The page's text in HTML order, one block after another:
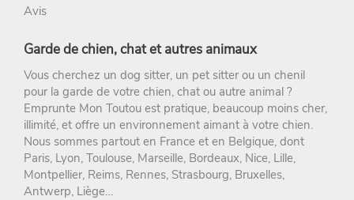
Avis
Garde de chien, chat et autres animaux
Vous cherchez un dog sitter, un pet sitter ou un chenil
pour la garde de votre chien, chat ou autre animal ?
Emprunte Mon Toutou est pratique, beaucoup moins cher,
illimité, et offre un environnement aimant à votre chien.
Nous sommes partout en France et en Belgique, dont
Paris, Lyon, Toulouse, Marseille, Bordeaux, Nice, Lille,
Montpellier, Reims, Rennes, Strasbourg, Bruxelles,
Antwerp, Liège…